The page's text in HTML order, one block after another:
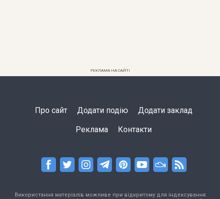
РЕКЛАМА НА САЙТІ
Про сайт Додати подію Додати заклад
Реклама Контакти
Використання матеріалів можливе при відкритому для індексування